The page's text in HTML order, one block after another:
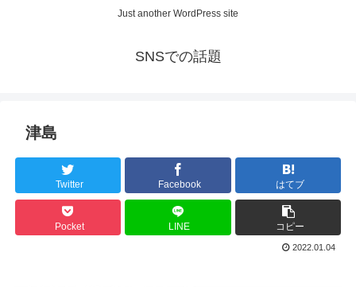
Just another WordPress site
SNSでの話題
津島
Twitter Facebook はてブ
Pocket LINE コピー
2022.01.04